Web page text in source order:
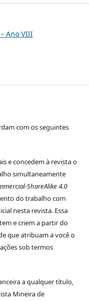
Ano VIII
com os seguintes
e concedem à revista o
simultaneamente
ShareAlike 4.0
do trabalho com
nesta revista. Essa
e criem a partir do
que atribuam a você o
sob termos
a qualquer título,
Mineira de